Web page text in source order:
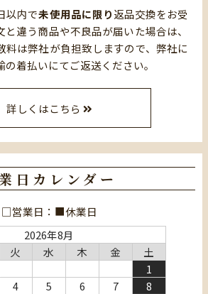
以内で未使用品に限り返品交換をお受
違う商品や不良品が届いた場合は、
料は弊社が負担致しますので、弊社に
着払いにてご返送ください。
詳しくはこちら
日カレンダー
□営業日：■休業日
2026年8月
火 水 木 金
土
1
4 5 6 7
8